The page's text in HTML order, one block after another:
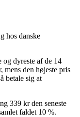
hos danske
dyreste af de 14
mens den højeste pris
betale sig at
339 kr den seneste
faldet 10 %.